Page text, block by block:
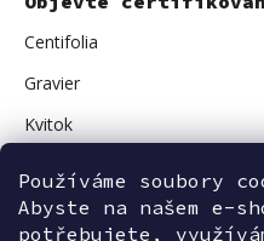
Používáme soubory
Abyste na našem e-
potřebujete,
Centifolia
Gravier
Kvitok
Avant Skincare